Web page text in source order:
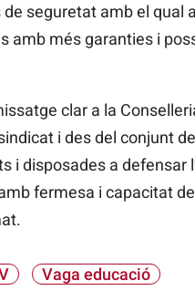
seguretat amb el qual
amb més garanties i
clar a la
i des del conjunt
i disposades a defensar
fermesa i capacitat
Vaga educació